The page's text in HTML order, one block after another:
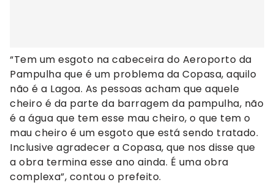
“Tem um esgoto na cabeceira do Aeroporto da
Pampulha que é um problema da Copasa, aquilo
não é a Lagoa. As pessoas acham que aquele
cheiro é da parte da barragem da pampulha, não
é a água que tem esse mau cheiro, o que tem o
mau cheiro é um esgoto que está sendo tratado.
Inclusive agradecer a Copasa, que nos disse que
a obra termina esse ano ainda. É uma obra
complexa”, contou o prefeito.